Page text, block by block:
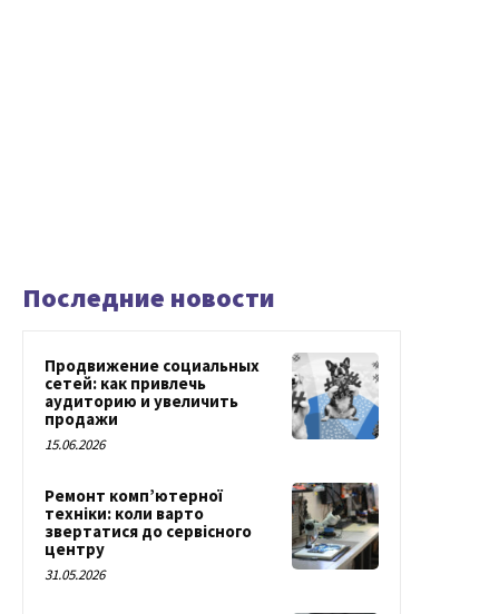
Последние новости
Продвижение социальных
сетей: как привлечь
аудиторию и увеличить
продажи
15.06.2026
Ремонт комп’ютерної
техніки: коли варто
звертатися до сервісного
центру
31.05.2026